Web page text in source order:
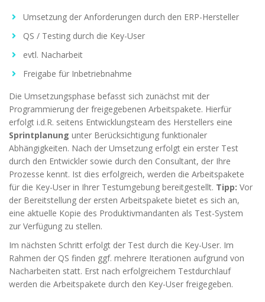
Umsetzung der Anforderungen durch den ERP-Hersteller
QS / Testing durch die Key-User
evtl. Nacharbeit
Freigabe für Inbetriebnahme
Die Umsetzungsphase befasst sich zunächst mit der
Programmierung der freigegebenen Arbeitspakete. Hierfür
erfolgt i.d.R. seitens Entwicklungsteam des Herstellers eine
Sprintplanung unter Berücksichtigung funktionaler
Abhängigkeiten. Nach der Umsetzung erfolgt ein erster Test
durch den Entwickler sowie durch den Consultant, der Ihre
Prozesse kennt. Ist dies erfolgreich, werden die Arbeitspakete
für die Key-User in Ihrer Testumgebung bereitgestellt. Tipp: Vor
der Bereitstellung der ersten Arbeitspakete bietet es sich an,
eine aktuelle Kopie des Produktivmandanten als Test-System
zur Verfügung zu stellen.
Im nächsten Schritt erfolgt der Test durch die Key-User. Im
Rahmen der QS finden ggf. mehrere Iterationen aufgrund von
Nacharbeiten statt. Erst nach erfolgreichem Testdurchlauf
werden die Arbeitspakete durch den Key-User freigegeben.